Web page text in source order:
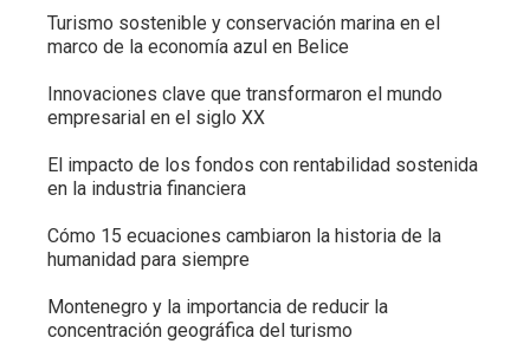
Turismo sostenible y conservación marina en el
marco de la economía azul en Belice
Innovaciones clave que transformaron el mundo
empresarial en el siglo XX
El impacto de los fondos con rentabilidad sostenida
en la industria financiera
Cómo 15 ecuaciones cambiaron la historia de la
humanidad para siempre
Montenegro y la importancia de reducir la
concentración geográfica del turismo